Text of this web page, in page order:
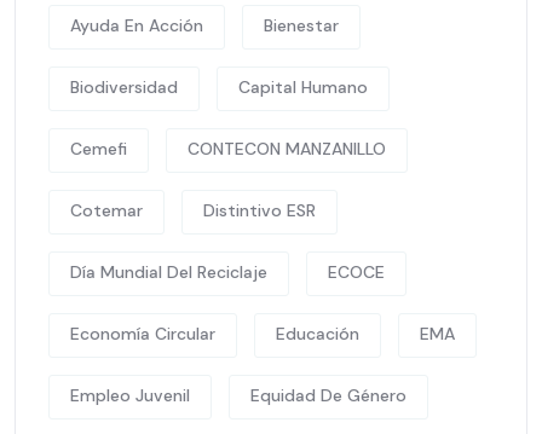
Ayuda En Acción Bienestar
Biodiversidad Capital Humano
Cemefi CONTECON MANZANILLO
Cotemar Distintivo ESR
Día Mundial Del Reciclaje ECOCE
Economía Circular Educación EMA
Empleo Juvenil Equidad De Género